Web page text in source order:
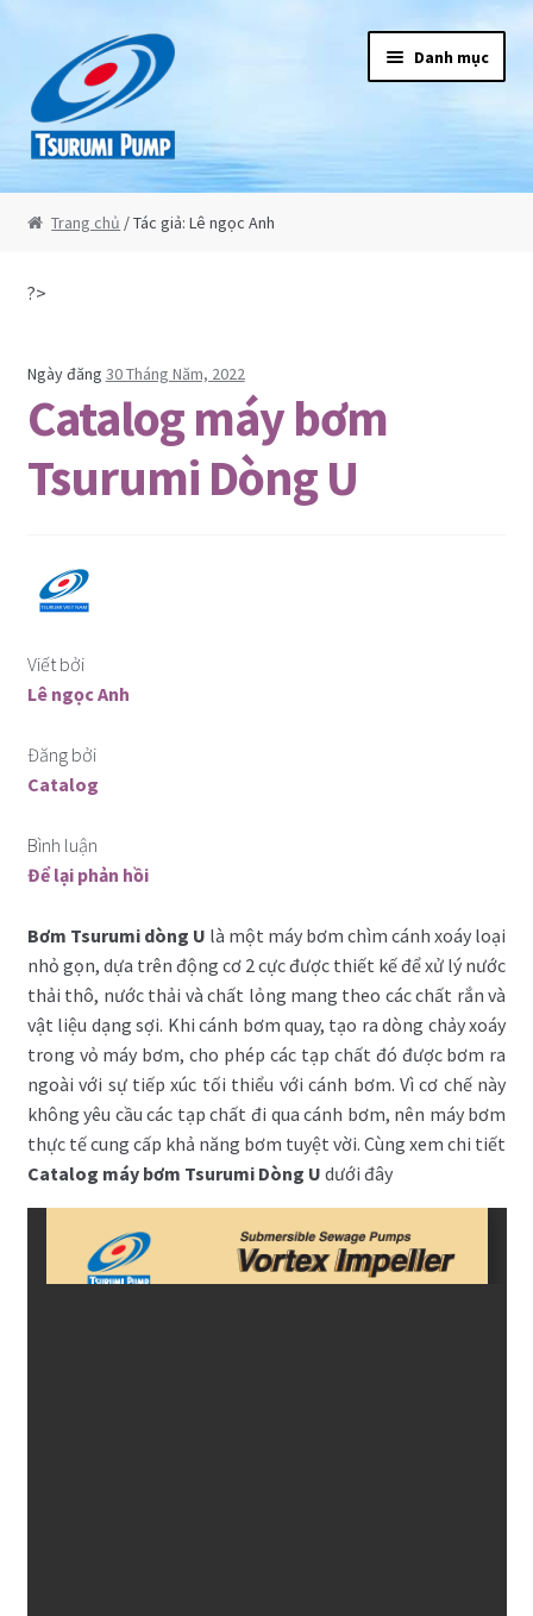
Đi đến Điều hướng
Chuyển đến nội dung Danh mục
Tsurumi
Bơm chìm nước thải
Máy bơm chìm hút bùn
Máy bơm chìm công suất lớn 3 pha
Máy bơm chìm công suất nhỏ 1pha
Bơm chìm cánh khuấy
Bơm inox chống ăn mòn
Catalog
Liên hệ
Hỏi – Đáp
Trang chủ / Tác giả: Lê ngọc Anh
?>
Ngày đăng 30 Tháng Năm, 2022
Catalog máy bơm
Tsurumi Dòng U
Viết bởi
Lê ngọc Anh
Đăng bởi
Catalog
Bình luận
Để lại phản hồi
Bơm Tsurumi dòng U là một máy bơm chìm cánh xoáy loại
nhỏ gọn, dựa trên động cơ 2 cực được thiết kế để xử lý nước
thải thô, nước thải và chất lỏng mang theo các chất rắn và
vật liệu dạng sợi. Khi cánh bơm quay, tạo ra dòng chảy xoáy
trong vỏ máy bơm, cho phép các tạp chất đó được bơm ra
ngoài với sự tiếp xúc tối thiểu với cánh bơm. Vì cơ chế này
không yêu cầu các tạp chất đi qua cánh bơm, nên máy bơm
thực tế cung cấp khả năng bơm tuyệt vời. Cùng xem chi tiết
Catalog máy bơm Tsurumi Dòng U dưới đây